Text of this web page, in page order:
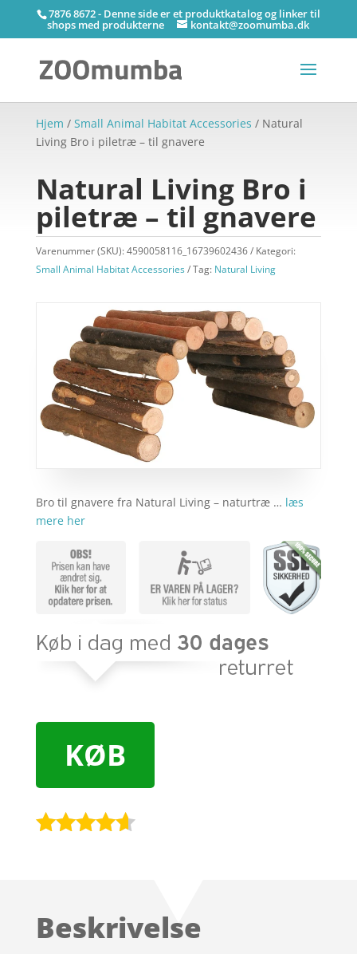
7876 8672 - Denne side er et produktkatalog og linker til
shops med produkterne kontakt@zoomumba.dk
Hjem / Small Animal Habitat Accessories / Natural
Living Bro i piletræ – til gnavere
Natural Living Bro i
piletræ – til gnavere
Varenummer (SKU):4590058116_16739602436
Kategori:
Small Animal Habitat Accessories
Tag: Natural Living
Bro til gnavere fra Natural Living – naturtræ … læs
mere her
KØB
på
Beskrivelse